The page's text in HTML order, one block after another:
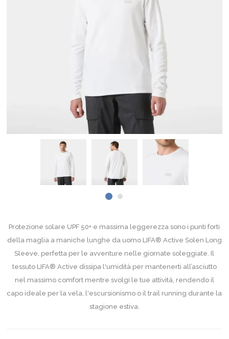
Protezione solare UPF 50+ e massima leggerezza sono i punti forti
della maglia a maniche lunghe da uomo LIFA® Active Solen Long
Sleeve, perfetta per le avventure nelle giornate soleggiate. Il
tessuto LIFA® Active dissipa l'umidità per mantenerti all’asciutto
nel massimo comfort mentre svolgi le tue attività, rendendo il
capo ideale per la vela, l'escursionismo o il trail running durante la
stagione estiva.